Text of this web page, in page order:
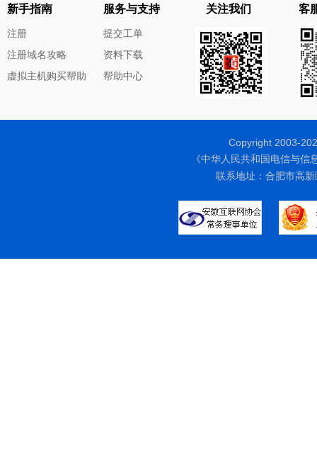
新手指南
注册
注册域名攻略
虚拟主机购买帮助
服务与支持
提交工单
资料下载
帮助中心
关注我们 客
Copyright 2003-
《中华人民共和国电信与信
联系地址：合肥市高